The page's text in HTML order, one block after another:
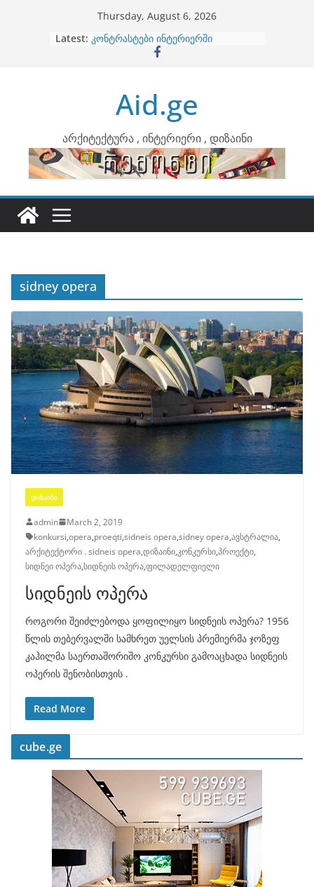
Thursday, August 6, 2026
Latest: ბინების გაერთიანება
კონტრასტები ინტერიერში
ინტერიერის დიზიანი
არტემიდი წარმოგიდგენთ
Aid.ge
არქიტექტურა , ინტერიერი , დიზაინი
sidney opera
ᲓᲘᲖᲐᲘᲜᲘ
admin
March 2, 2019
konkursi,opera,proeqti,sidneis opera,sidney opera,ავსტრალია,
არქიტექტორი . sidneis opera,დიზაინი,კონკურსი,პროექტი,
სიდნეი ოპერა,სიდნეის ოპერა,ფილადელფიელი
სიდნეის ოპერა
როგორი შეიძლებოდა ყოფილიყო სიდნეის ოპერა? 1956
წლის თებერვალში სამხრეთ უელსის პრემიერმა ჯოზეფ
კაჰილმა საერთაშორიშო კონკურსი გამოაცხადა სიდნეის
ოპერის შენობისთვის .
Read More
cube.ge